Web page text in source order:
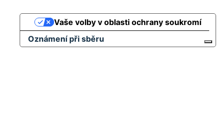
Oznámení při sběru
Vaše volby v oblasti ochrany soukromí